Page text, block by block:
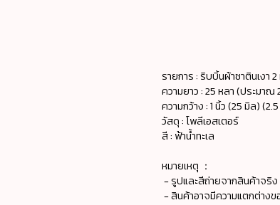
รายการ : ริบบิ้นผ้าซาตินเงา 2
ความยาว : 25 หลา (ประมาณ
ความกว้าง : 1 นิ้ว (25 มิล)
วัสดุ : โพลีเอสเตอร์
สี : ฟ้าน้ำทะเล
หมายเหตุ ：
- รูปและสีถ่ายจากสินค้าจริง
- สินค้าอาจมีความแตกต่าง